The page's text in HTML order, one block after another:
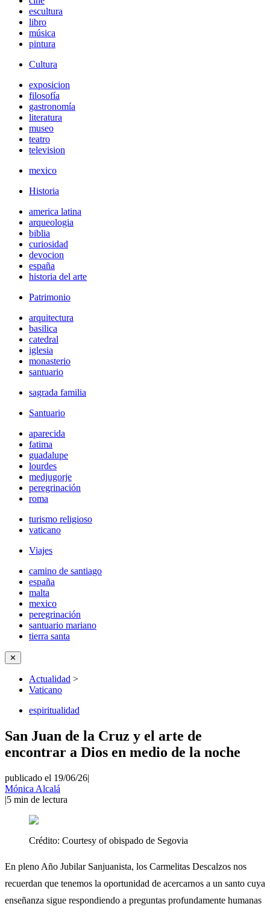
escultura
libro
música
pintura
Cultura
exposicion
filosofía
gastronomía
literatura
museo
teatro
television
mexico
Historia
america latina
arqueologia
biblia
curiosidad
devocion
españa
historia del arte
Patrimonio
arquitectura
basilica
catedral
iglesia
monasterio
santuario
sagrada familia
Santuario
aparecida
fatima
guadalupe
lourdes
medjugorje
peregrinación
roma
turismo religioso
vaticano
Viajes
camino de santiago
españa
malta
mexico
peregrinación
santuario mariano
tierra santa
✕
Actualidad >
Vaticano
espiritualidad
San Juan de la Cruz y el arte de
encontrar a Dios en medio de la noche
publicado el 19/06/26|
Mónica Alcalá
|5 min de lectura
Crédito: Courtesy of obispado de Segovia
En pleno Año Jubilar Sanjuanista, los Carmelitas Descalzos nos
recuerdan que tenemos la oportunidad de acercarnos a un santo cuya
enseñanza sigue respondiendo a preguntas profundamente humanas